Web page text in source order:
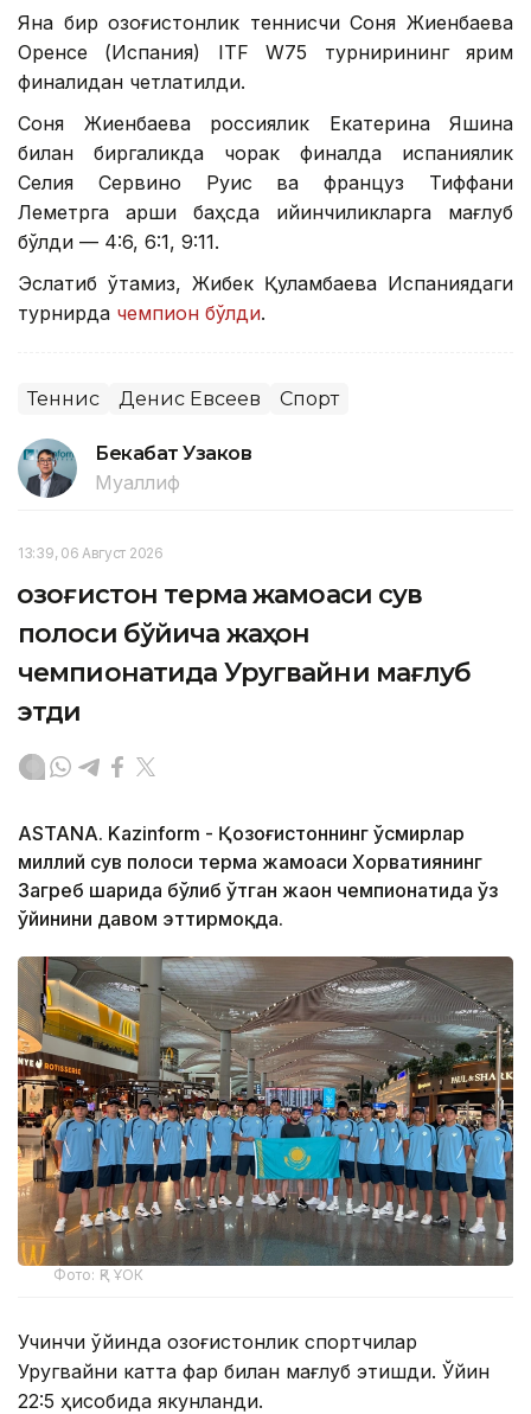
Яна бир қозоғистонлик теннисчи Соня Жиенбаева
Оренсе (Испания) ITF W75 турнирининг ярим
финалидан четлатилди.
Соня Жиенбаева россиялик Екатерина Яшина
билан биргаликда чорак финалда испаниялик
Селия Сервино Руис ва француз Тиффани
Леметрга қарши баҳсда қийинчиликларга мағлуб
бўлди — 4:6, 6:1, 9:11.
Эслатиб ўтамиз, Жибек Қуламбаева Испаниядаги
турнирда чемпион бўлди.
Теннис Денис Евсеев Спорт
Бекабат Узаков
Муаллиф
13:39, 06 Август 2026
Қозоғистон терма жамоаси сув
полоси бўйича жаҳон
чемпионатида Уругвайни мағлуб
этди
ASTANA. Kazinform - Қозоғистоннинг ўсмирлар
миллий сув полоси терма жамоаси Хорватиянинг
Загреб шаҳрида бўлиб ўтган жаҳон чемпионатида ўз
ўйинини давом эттирмоқда.
Фото: ҚР ҰОК
Учинчи ўйинда қозоғистонлик спортчилар
Уругвайни катта фарқ билан мағлуб этишди. Ўйин
22:5 ҳисобида якунланди.